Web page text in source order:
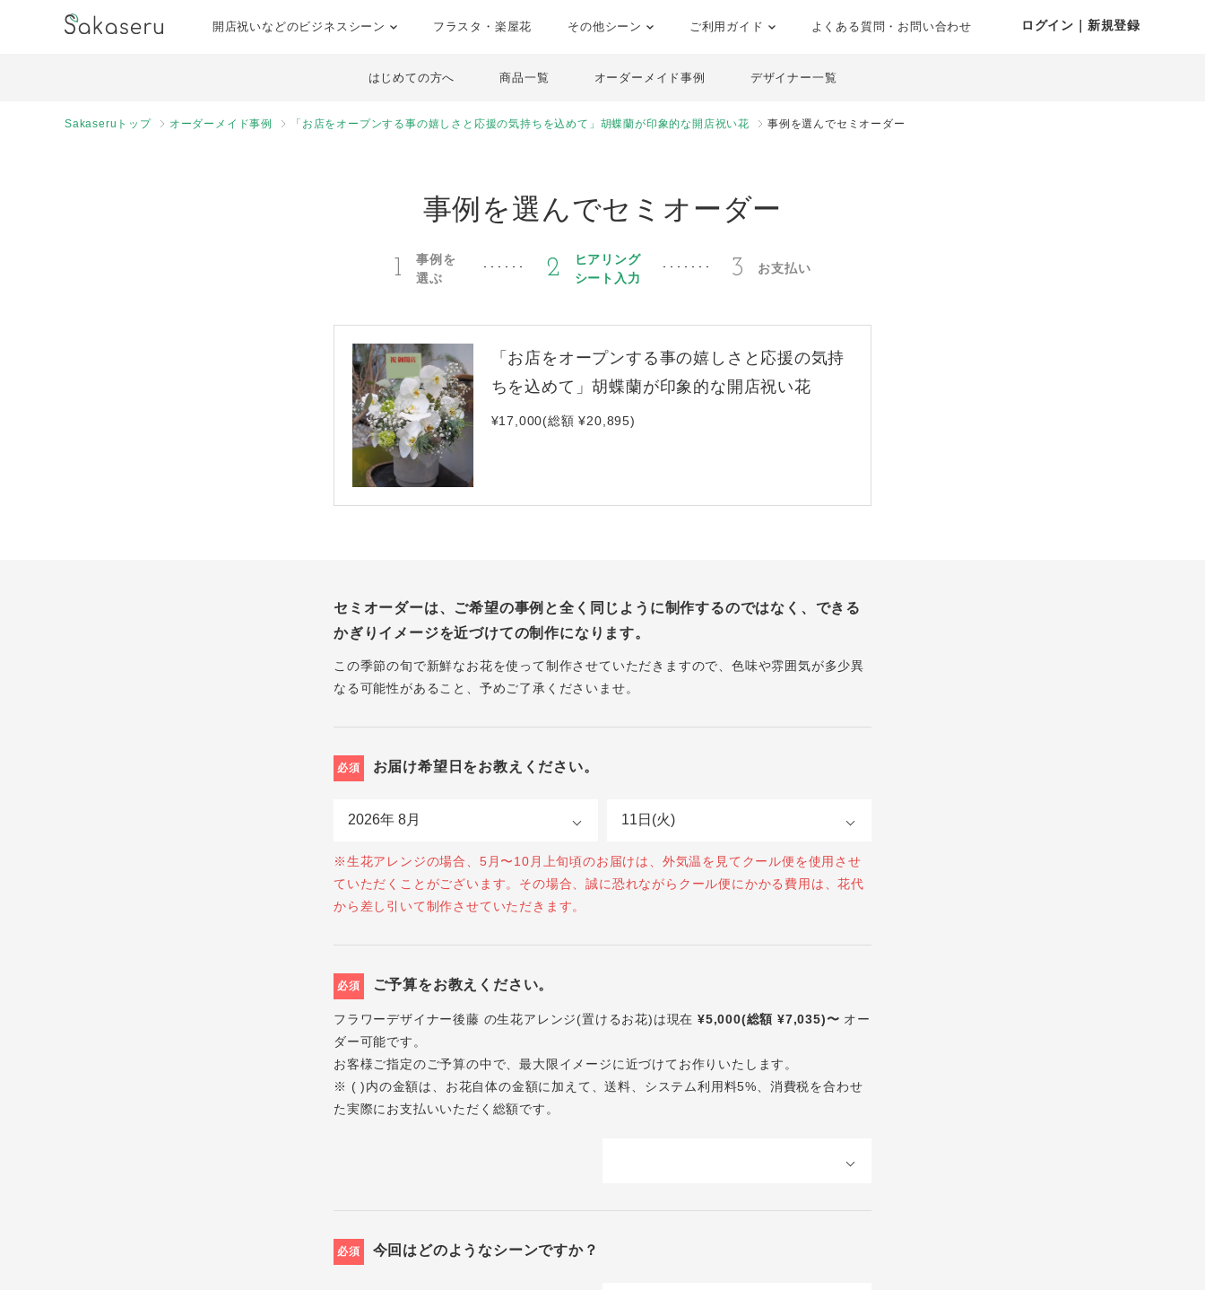
開店祝いなどのビジネスシーン フラスタ・楽屋花 その他シーン ご利用ガイド よくある質問・お問い合わせ ログイン｜新規登録
はじめての方へ 商品一覧 オーダーメイド事例 デザイナー一覧
Sakaseruトップ オーダーメイド事例 「お店をオープンする事の嬉しさと応援の気持ちを込めて」胡蝶蘭が印象的な開店祝い花 事例を選んでセミオーダー
事例を選んでセミオーダー
1
事例を
選ぶ
2
ヒアリング
シート入力
3 お支払い
「お店をオープンする事の嬉しさと応援の気持
ちを込めて」胡蝶蘭が印象的な開店祝い花
¥17,000(総額 ¥20,895)
セミオーダーは、ご希望の事例と全く同じように制作するのではなく、できる
かぎりイメージを近づけての制作になります。
この季節の旬で新鮮なお花を使って制作させていただきますので、色味や雰囲気が多少異
なる可能性があること、予めご了承くださいませ。
必須 お届け希望日をお教えください。
※生花アレンジの場合、5月〜10月上旬頃のお届けは、外気温を見てクール便を使用させ
ていただくことがございます。その場合、誠に恐れながらクール便にかかる費用は、花代
から差し引いて制作させていただきます。
必須 ご予算をお教えください。
フラワーデザイナー後藤 の生花アレンジ(置けるお花)は現在 ¥5,000(総額 ¥7,035)〜 オー
ダー可能です。
お客様ご指定のご予算の中で、最大限イメージに近づけてお作りいたします。
※ ( )内の金額は、お花自体の金額に加えて、送料、システム利用料5%、消費税を合わせ
た実際にお支払いいただく総額です。
必須 今回はどのようなシーンですか？